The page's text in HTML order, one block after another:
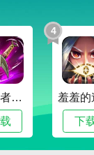
棒的剧情将
光点随剧情
声近在咫
空闲忍者传奇
4
羞羞的
下